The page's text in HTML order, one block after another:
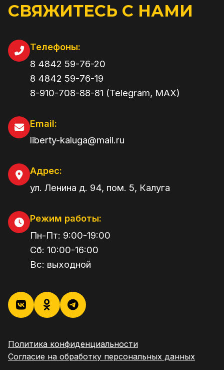
СВЯЖИТЕСЬ С НАМИ
Телефоны:
8 4842 59-76-20
8 4842 59-76-19
8-910-708-88-81 (Telegram, MAX)
Email:
liberty-kaluga@mail.ru
Адрес:
ул. Ленина д. 94, пом. 5, Калуга
Режим работы:
Пн-Пт: 9:00-19:00
Сб: 10:00-16:00
Вс: выходной
Политика конфиденциальности
Согласие на обработку персональных данных